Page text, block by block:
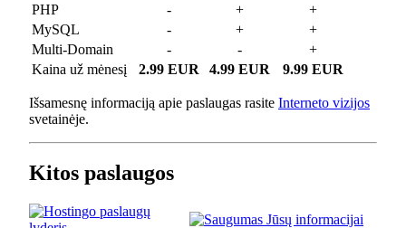
PHP
- +
+
MySQL
- +
+
Multi-Domain
- -
+
Kaina už mėnesį
2.99 EUR 4.99 EUR 9.99 EUR
Išsamesnę informaciją apie paslaugas rasite Interneto vizijos
svetainėje.
Kitos paslaugos